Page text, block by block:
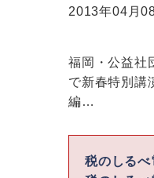
2013年04月
福岡・公益社
で新春特別講
編…
税のしる